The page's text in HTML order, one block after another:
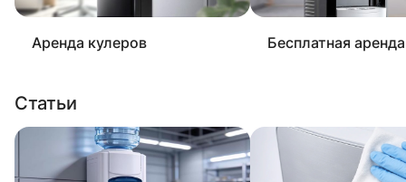
Аренда кулеров Бесплатная
Статьи